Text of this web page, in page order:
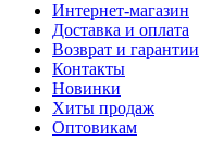
Интернет-магазин
Доставка и оплата
Возврат и гарантии
Контакты
Новинки
Хиты продаж
Оптовикам